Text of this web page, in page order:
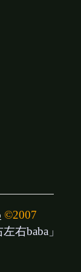
©2007
右baba」